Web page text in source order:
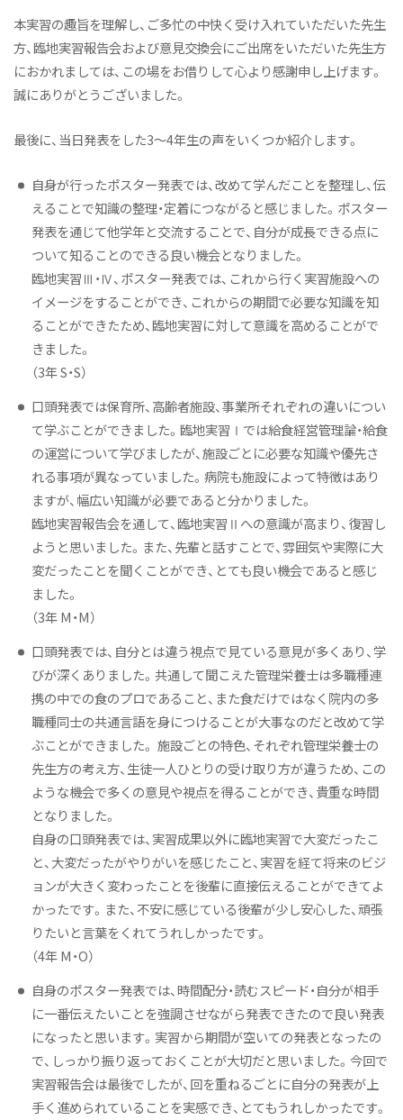
本実習の趣旨を理解し、ご多忙の中快く受け入れていただいた先生
方、臨地実習報告会および意見交換会にご出席をいただいた先生方
におかれましては、この場をお借りして心より感謝申し上げます。
誠にありがとうございました。
最後に、当日発表をした3〜4年生の声をいくつか紹介します。
自身が行ったポスター発表では、改めて学んだことを整理し、伝
えることで知識の整理・定着につながると感じました。ポスター
発表を通じて他学年と交流することで、自分が成長できる点に
ついて知ることのできる良い機会となりました。
臨地実習Ⅲ・Ⅳ、ポスター発表では、これから行く実習施設への
イメージをすることができ、これからの期間で必要な知識を知
ることができたため、臨地実習に対して意識を高めることがで
きました。
（3年 S・S）
口頭発表では保育所、高齢者施設、事業所それぞれの違いについ
て学ぶことができました。臨地実習Ⅰでは給食経営管理論・給食
の運営について学びましたが、施設ごとに必要な知識や優先さ
れる事項が異なっていました。病院も施設によって特徴はあり
ますが、幅広い知識が必要であると分かりました。
臨地実習報告会を通して、臨地実習Ⅱへの意識が高まり、復習し
ようと思いました。また、先輩と話すことで、雰囲気や実際に大
変だったことを聞くことができ、とても良い機会であると感じ
ました。
（3年 M・M）
口頭発表では、自分とは違う視点で見ている意見が多くあり、学
びが深くありました。共通して聞こえた管理栄養士は多職種連
携の中での食のプロであること、また食だけではなく院内の多
職種同士の共通言語を身につけることが大事なのだと改めて学
ぶことができました。 施設ごとの特色、それぞれ管理栄養士の
先生方の考え方、生徒一人ひとりの受け取り方が違うため、この
ような機会で多くの意見や視点を得ることができ、貴重な時間
となりました。
自身の口頭発表では、実習成果以外に臨地実習で大変だったこ
と、大変だったがやりがいを感じたこと、実習を経て将来のビジ
ョンが大きく変わったことを後輩に直接伝えることができてよ
かったです。また、不安に感じている後輩が少し安心した、頑張
りたいと言葉をくれてうれしかったです。
（4年 M・O）
自身のポスター発表では、時間配分・読むスピード・自分が相手
に一番伝えたいことを強調させながら発表できたので良い発表
になったと思います。実習から期間が空いての発表となったの
で、しっかり振り返っておくことが大切だと思いました。今回で
実習報告会は最後でしたが、回を重ねるごとに自分の発表が上
手く進められていることを実感でき、とてもうれしかったです。